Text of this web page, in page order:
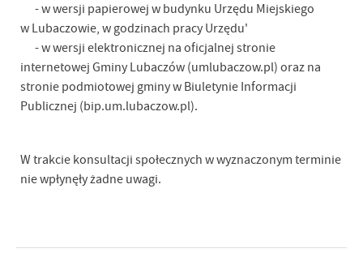
- w wersji papierowej w budynku Urzędu Miejskiego
w Lubaczowie, w godzinach pracy Urzędu'
- w wersji elektronicznej na oficjalnej stronie
internetowej Gminy Lubaczów (umlubaczow.pl) oraz na
stronie podmiotowej gminy w Biuletynie Informacji
Publicznej (bip.um.lubaczow.pl).
W trakcie konsultacji społecznych w wyznaczonym terminie
nie wpłynęły żadne uwagi.